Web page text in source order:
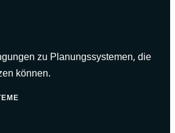
zu Planungssystemen, die
können.